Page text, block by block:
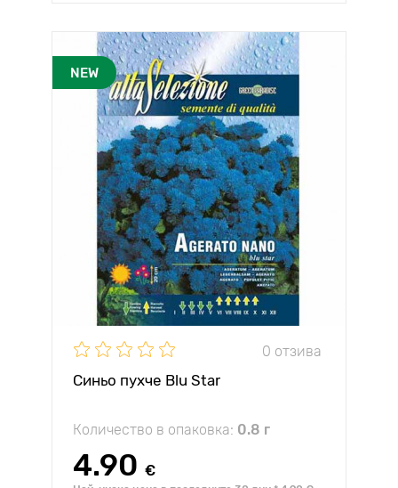
NEW
0 отзива
Синьо пухче Blu Star
Количество в опаковка: 0.8 г
4.90 €